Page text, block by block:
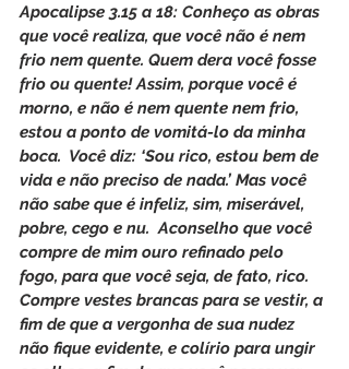
Apocalipse 3.15 a 18: Conheço as obras
que você realiza, que você não é nem
frio nem quente. Quem dera você fosse
frio ou quente! Assim, porque você é
morno, e não é nem quente nem frio,
estou a ponto de vomitá-lo da minha
boca.  Você diz: ‘Sou rico, estou bem de
vida e não preciso de nada.’ Mas você
não sabe que é infeliz, sim, miserável,
pobre, cego e nu.  Aconselho que você
compre de mim ouro refinado pelo
fogo, para que você seja, de fato, rico.
Compre vestes brancas para se vestir, a
fim de que a vergonha de sua nudez
não fique evidente, e colírio para ungir